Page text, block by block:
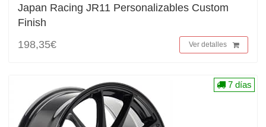
Japan Racing JR11 Personalizables Custom
Finish
198,35€
Ver detalles
7 días